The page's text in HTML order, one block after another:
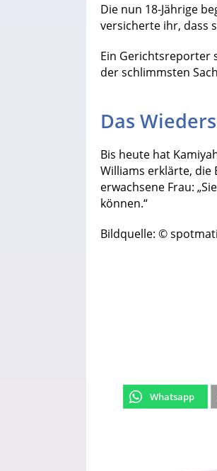
Die nun 18-Jährige
versicherte ihr, dass
Ein Gerichtsreporter
der schlimmsten
Das
Bis heute hat
Williams erklärte, die
erwachsene Frau:
können.“
Bildquelle: ©
Whatsapp